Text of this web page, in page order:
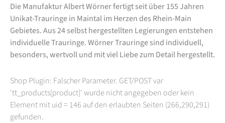
Die Manufaktur Albert Wörner fertigt seit über 155 Jahren
Unikat-Trauringe in Maintal im Herzen des Rhein-Main
Gebietes. Aus 24 selbst hergestellten Legierungen entstehen
individuelle Trauringe. Wörner Trauringe sind individuell,
besonders, wertvoll und mit viel Liebe zum Detail hergestellt.
Shop Plugin: Falscher Parameter. GET/POST var
'tt_products[product]' wurde nicht angegeben oder kein
Element mit uid = 146 auf den erlaubten Seiten (266,290,291)
gefunden.